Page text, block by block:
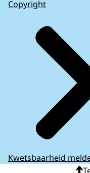
Copyright
Kwetsbaarheid